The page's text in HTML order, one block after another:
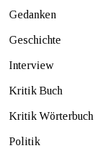
Gedanken
Geschichte
Interview
Kritik Buch
Kritik Wörterbuch
Politik